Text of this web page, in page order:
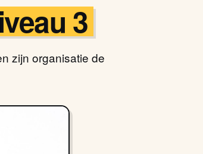
3
zijn organisatie de